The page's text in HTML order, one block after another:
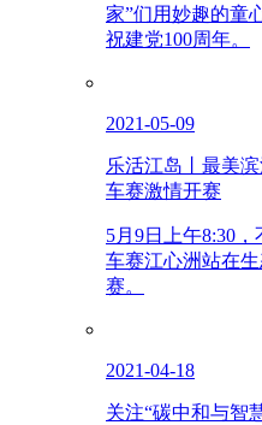
家”们用妙趣的童
祝建党100周年。
2021-05-09
乐活江岛丨最美
车赛激情开赛
5月9日上午8:30
车赛江心洲站在
赛。
2021-04-18
关注“碳中和与智